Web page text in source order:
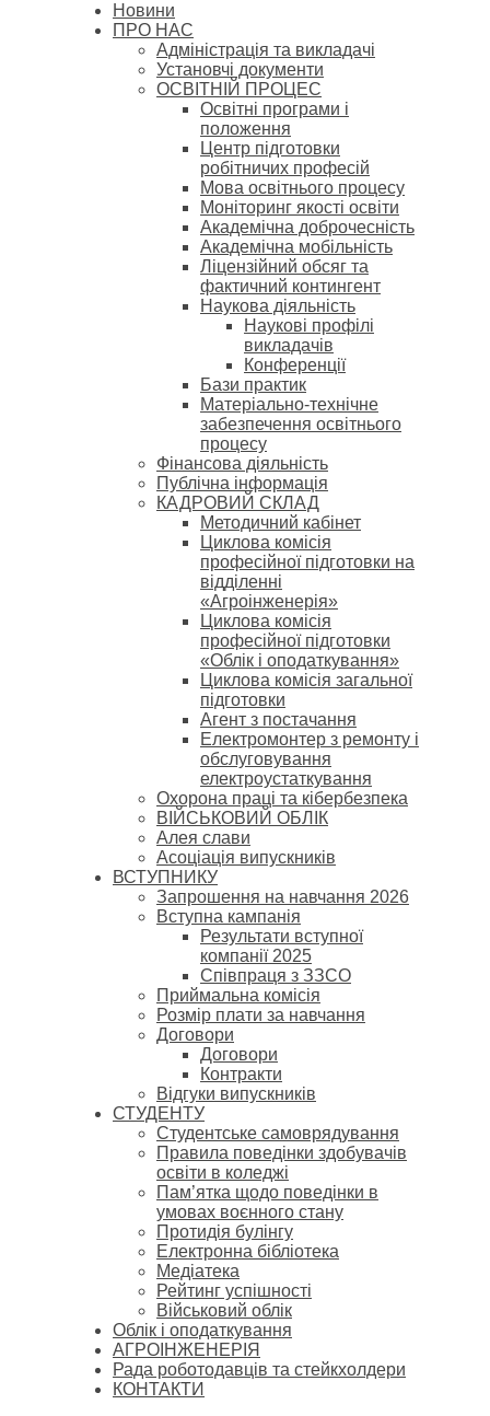
Новини
ПРО НАС
Адміністрація та викладачі
Установчі документи
ОСВІТНІЙ ПРОЦЕС
Освітні програми і
положення
Центр підготовки
робітничих професій
Мова освітнього процесу
Моніторинг якості освіти
Академічна доброчесність
Академічна мобільність
Ліцензійний обсяг та
фактичний контингент
Наукова діяльність
Наукові профілі
викладачів
Конференції
Бази практик
Матеріально-технічне
забезпечення освітнього
процесу
Фінансова діяльність
Публічна інформація
КАДРОВИЙ СКЛАД
Методичний кабінет
Циклова комісія
професійної підготовки на
відділенні
«Агроінженерія»
Циклова комісія
професійної підготовки
«Облік і оподаткування»
Циклова комісія загальної
підготовки
Агент з постачання
Електромонтер з ремонту і
обслуговування
електроустаткування
Охорона праці та кібербезпека
ВІЙСЬКОВИЙ ОБЛІК
Алея слави
Асоціація випускників
ВСТУПНИКУ
Запрошення на навчання 2026
Вступна кампанія
Результати вступної
компанії 2025
Співпраця з ЗЗСО
Приймальна комісія
Розмір плати за навчання
Договори
Договори
Контракти
Відгуки випускників
СТУДЕНТУ
Cтудентське самоврядування
Правила поведінки здобувачів
освіти в коледжі
Пам’ятка щодо поведінки в
умовах воєнного стану
Протидія булінгу
Електронна бібліотека
Медіатека
Рейтинг успішності
Військовий облік
Облік і оподаткування
АГРОІНЖЕНЕРІЯ
Рада роботодавців та стейкхолдери
КОНТАКТИ